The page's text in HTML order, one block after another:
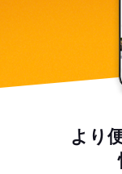
より